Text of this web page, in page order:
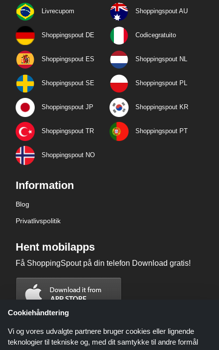
Livrecupom Shoppingspout AU
Shoppingspout DE Codicegratuito
Shoppingspout ES Shoppingspout NL
Shoppingspout SE Shoppingspout PL
Shoppingspout JP Shoppingspout KR
Shoppingspout TR Shoppingspout PT
Shoppingspout NO
Information
Blog
Privatlivspolitik
Hent mobilapps
Få ShoppingSpout på din telefon Download gratis!
Cookiehåndtering
Vi og vores udvalgte partnere bruger cookies eller lignende
teknologier til tekniske og, med dit samtykke til andre formål